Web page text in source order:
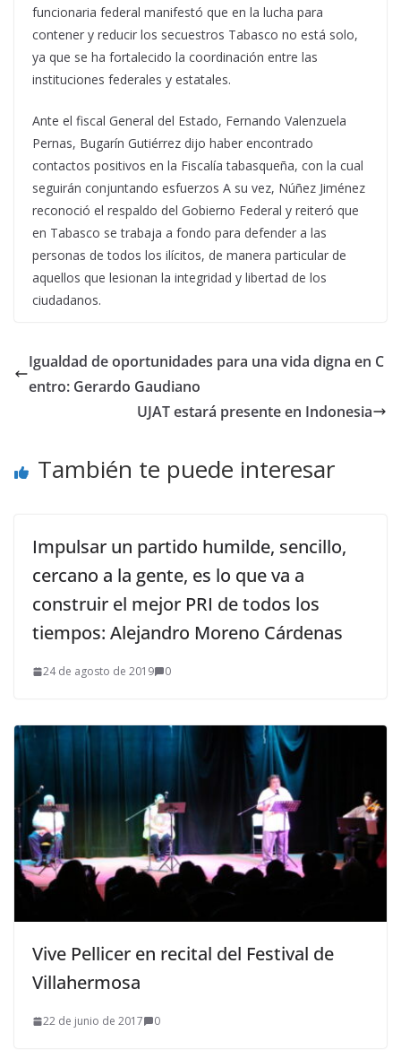
funcionaria federal manifestó que en la lucha para
contener y reducir los secuestros Tabasco no está solo,
ya que se ha fortalecido la coordinación entre las
instituciones federales y estatales.
Ante el fiscal General del Estado, Fernando Valenzuela
Pernas, Bugarín Gutiérrez dijo haber encontrado
contactos positivos en la Fiscalía tabasqueña, con la cual
seguirán conjuntando esfuerzos A su vez, Núñez Jiménez
reconoció el respaldo del Gobierno Federal y reiteró que
en Tabasco se trabaja a fondo para defender a las
personas de todos los ilícitos, de manera particular de
aquellos que lesionan la integridad y libertad de los
ciudadanos.
Igualdad de oportunidades para una vida digna en C
entro: Gerardo Gaudiano
UJAT estará presente en Indonesia
También te puede interesar
Impulsar un partido humilde, sencillo,
cercano a la gente, es lo que va a
construir el mejor PRI de todos los
tiempos: Alejandro Moreno Cárdenas
24 de agosto de 2019 0
Vive Pellicer en recital del Festival de
Villahermosa
22 de junio de 2017 0